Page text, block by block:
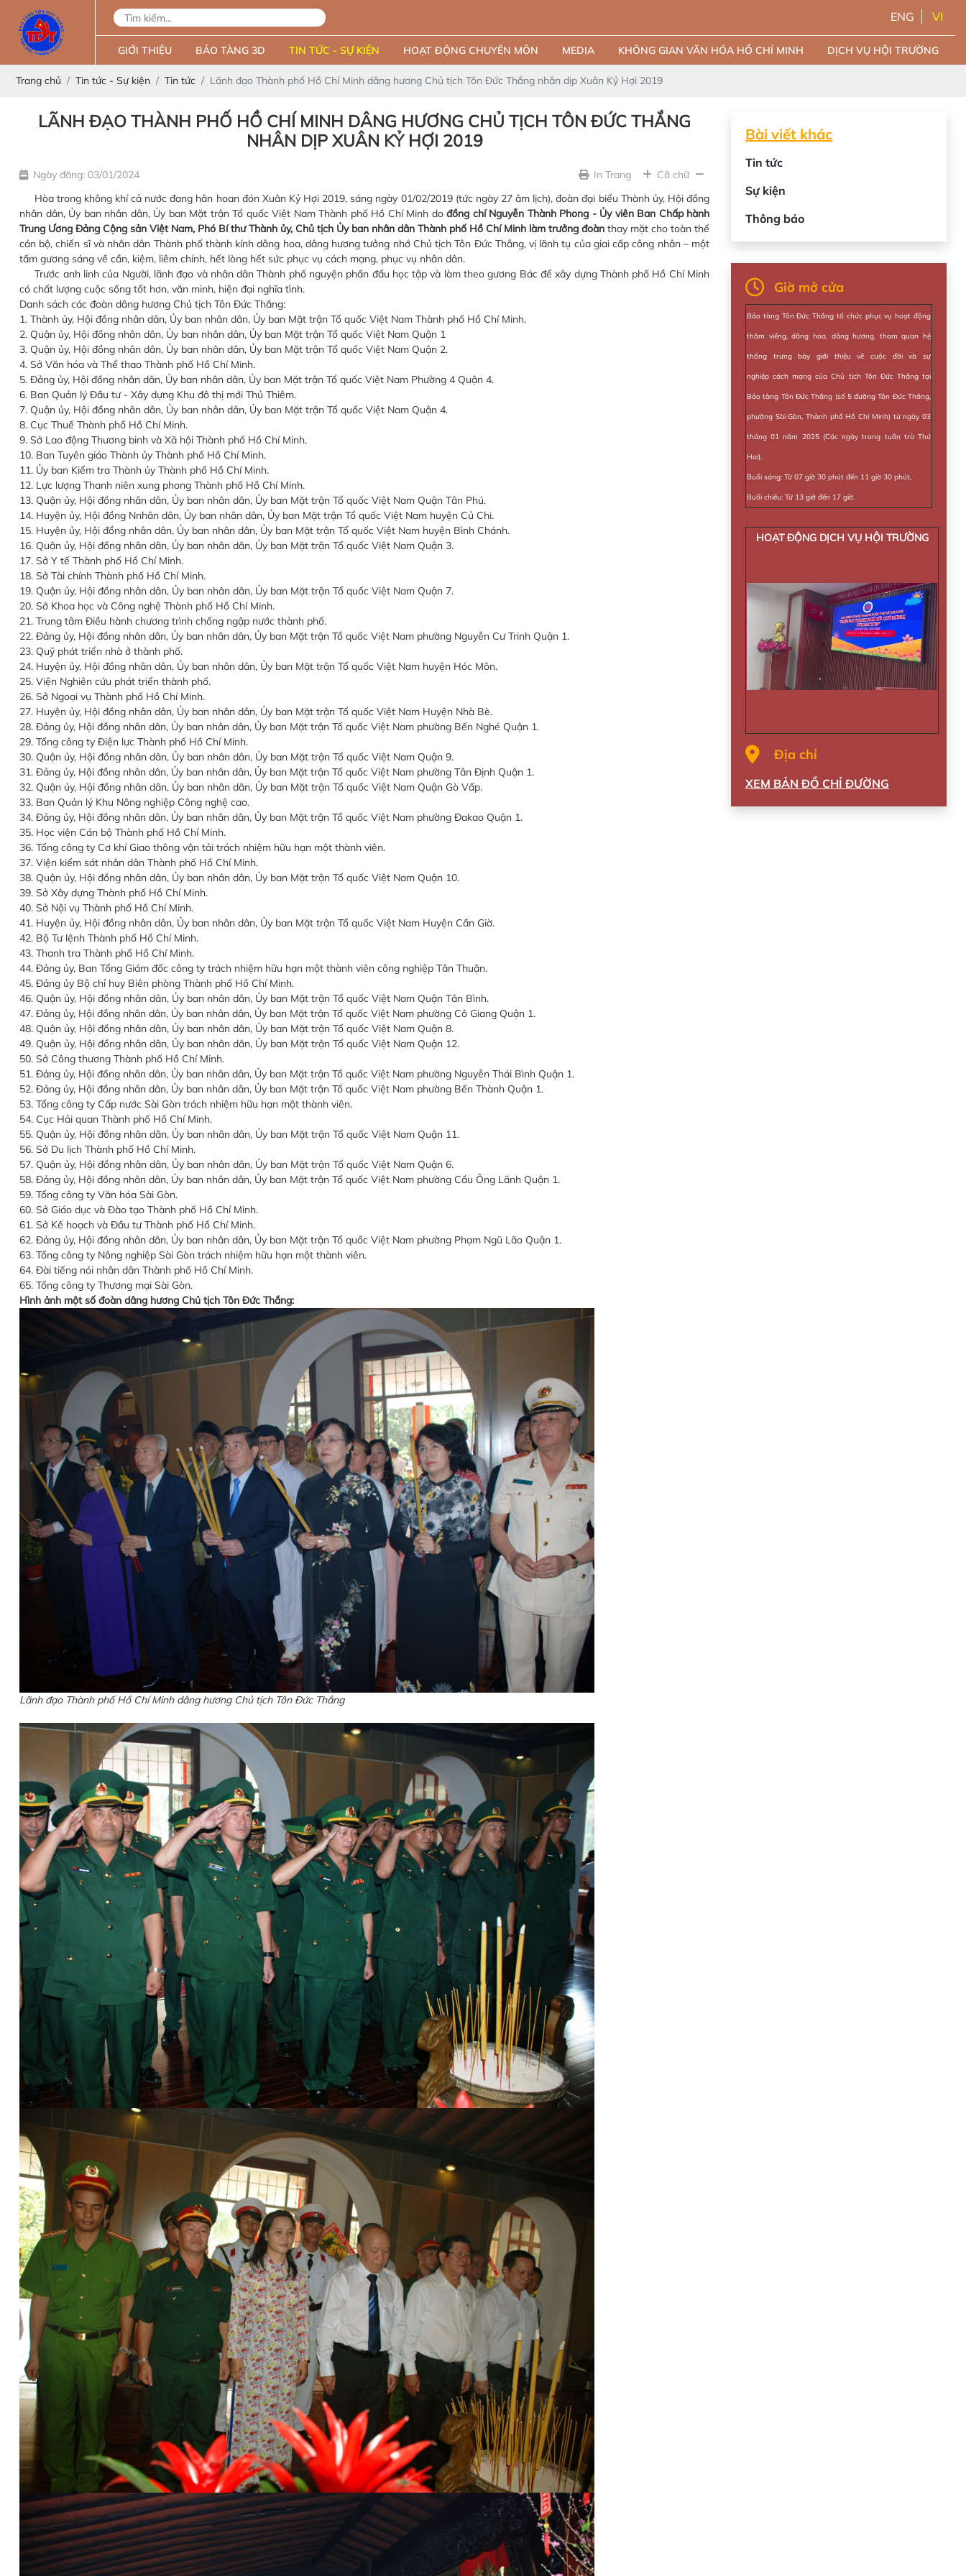
ENG VI
GIỚI THIỆU BẢO TÀNG 3D TIN TỨC - SỰ KIỆN HOẠT ĐỘNG CHUYÊN MÔN MEDIA KHÔNG GIAN VĂN HÓA HỒ CHÍ MINH DỊCH VỤ HỘI TRƯỜNG
Trang chủ Tin tức - Sự kiện Tin tức Lãnh đạo Thành phố Hồ Chí Minh dâng hương Chủ tịch Tôn Đức Thắng nhân dịp Xuân Kỷ Hợi 2019
LÃNH ĐẠO THÀNH PHỐ HỒ CHÍ MINH DÂNG HƯƠNG CHỦ TỊCH TÔN ĐỨC THẮNG
NHÂN DỊP XUÂN KỶ HỢI 2019
Ngày đăng: 03/01/2024 In Trang
Cỡ chữ
Hòa trong không khí cả nước đang hân hoan đón Xuân Kỷ Hợi 2019, sáng ngày 01/02/2019 (tức ngày 27 âm lịch), đoàn đại biểu Thành ủy, Hội đồng
nhân dân, Ủy ban nhân dân, Ủy ban Mặt trận Tổ quốc Việt Nam Thành phố Hồ Chí Minh do đồng chí Nguyễn Thành Phong - Ủy viên Ban Chấp hành
Trung Ương Đảng Cộng sản Việt Nam, Phó Bí thư Thành ủy, Chủ tịch Ủy ban nhân dân Thành phố Hồ Chí Minh làm trưởng đoàn thay mặt cho toàn thể
cán bộ, chiến sĩ và nhân dân Thành phố thành kính dâng hoa, dâng hương tưởng nhớ Chủ tịch Tôn Đức Thắng, vị lãnh tụ của giai cấp công nhân – một
tấm gương sáng về cần, kiệm, liêm chính, hết lòng hết sức phục vụ cách mạng, phục vụ nhân dân.
Trước anh linh của Người, lãnh đạo và nhân dân Thành phố nguyện phấn đấu học tập và làm theo gương Bác để xây dựng Thành phố Hồ Chí Minh
có chất lượng cuộc sống tốt hơn, văn minh, hiện đại nghĩa tình.
Danh sách các đoàn dâng hương Chủ tịch Tôn Đức Thắng:
1. Thành ủy, Hội đồng nhân dân, Ủy ban nhân dân, Ủy ban Mặt trận Tổ quốc Việt Nam Thành phố Hồ Chí Minh.
2. Quận ủy, Hội đồng nhân dân, Ủy ban nhân dân, Ủy ban Mặt trận Tổ quốc Việt Nam Quận 1
3. Quận ủy, Hội đồng nhân dân, Ủy ban nhân dân, Ủy ban Mặt trận Tổ quốc Việt Nam Quận 2.
4. Sở Văn hóa và Thể thao Thành phố Hồ Chí Minh.
5. Đảng ủy, Hội đồng nhân dân, Ủy ban nhân dân, Ủy ban Mặt trận Tổ quốc Việt Nam Phường 4 Quận 4.
6. Ban Quản lý Đầu tư - Xây dựng Khu đô thị mới Thủ Thiêm.
7. Quận ủy, Hội đồng nhân dân, Ủy ban nhân dân, Ủy ban Mặt trận Tổ quốc Việt Nam Quận 4.
8. Cục Thuế Thành phố Hồ Chí Minh.
9. Sở Lao động Thương binh và Xã hội Thành phố Hồ Chí Minh.
10. Ban Tuyên giáo Thành ủy Thành phố Hồ Chí Minh.
11. Ủy ban Kiểm tra Thành ủy Thành phố Hồ Chí Minh.
12. Lực lượng Thanh niên xung phong Thành phố Hồ Chí Minh.
13. Quận ủy, Hội đồng nhân dân, Ủy ban nhân dân, Ủy ban Mặt trận Tổ quốc Việt Nam Quận Tân Phú.
14. Huyện ủy, Hội đồng Nnhân dân, Ủy ban nhân dân, Ủy ban Mặt trận Tổ quốc Việt Nam huyện Củ Chi.
15. Huyện ủy, Hội đồng nhân dân, Ủy ban nhân dân, Ủy ban Mặt trận Tổ quốc Việt Nam huyện Bình Chánh.
16. Quận ủy, Hội đồng nhân dân, Ủy ban nhân dân, Ủy ban Mặt trận Tổ quốc Việt Nam Quận 3.
17. Sở Y tế Thành phố Hồ Chí Minh.
18. Sở Tài chính Thành phố Hồ Chí Minh.
19. Quận ủy, Hội đồng nhân dân, Ủy ban nhân dân, Ủy ban Mặt trận Tổ quốc Việt Nam Quận 7.
20. Sở Khoa học và Công nghệ Thành phố Hồ Chí Minh.
21. Trung tâm Điều hành chương trình chống ngập nước thành phố.
22. Đảng ủy, Hội đồng nhân dân, Ủy ban nhân dân, Ủy ban Mặt trận Tổ quốc Việt Nam phường Nguyễn Cư Trinh Quận 1.
23. Quỹ phát triển nhà ở thành phố.
24. Huyện ủy, Hội đồng nhân dân, Ủy ban nhân dân, Ủy ban Mặt trận Tổ quốc Việt Nam huyện Hóc Môn.
25. Viện Nghiên cứu phát triển thành phố.
26. Sở Ngoại vụ Thành phố Hồ Chí Minh.
27. Huyện ủy, Hội đồng nhân dân, Ủy ban nhân dân, Ủy ban Mặt trận Tổ quốc Việt Nam Huyện Nhà Bè.
28. Đảng ủy, Hội đồng nhân dân, Ủy ban nhân dân, Ủy ban Mặt trận Tổ quốc Việt Nam phường Bến Nghé Quận 1.
29. Tổng công ty Điện lực Thành phố Hồ Chí Minh.
30. Quận ủy, Hội đồng nhân dân, Ủy ban nhân dân, Ủy ban Mặt trận Tổ quốc Việt Nam Quận 9.
31. Đảng ủy, Hội đồng nhân dân, Ủy ban nhân dân, Ủy ban Mặt trận Tổ quốc Việt Nam phường Tân Định Quận 1.
32. Quận ủy, Hội đồng nhân dân, Ủy ban nhân dân, Ủy ban Mặt trận Tổ quốc Việt Nam Quận Gò Vấp.
33. Ban Quản lý Khu Nông nghiệp Công nghệ cao.
34. Đảng ủy, Hội đồng nhân dân, Ủy ban nhân dân, Ủy ban Mặt trận Tổ quốc Việt Nam phường Đakao Quận 1.
35. Học viện Cán bộ Thành phố Hồ Chí Minh.
36. Tổng công ty Cơ khí Giao thông vận tải trách nhiệm hữu hạn một thành viên.
37. Viện kiểm sát nhân dân Thành phố Hồ Chí Minh.
38. Quận ủy, Hội đồng nhân dân, Ủy ban nhân dân, Ủy ban Mặt trận Tổ quốc Việt Nam Quận 10.
39. Sở Xây dựng Thành phố Hồ Chí Minh.
40. Sở Nội vụ Thành phố Hồ Chí Minh.
41. Huyện ủy, Hội đồng nhân dân, Ủy ban nhân dân, Ủy ban Mặt trận Tổ quốc Việt Nam Huyện Cần Giờ.
42. Bộ Tư lệnh Thành phố Hồ Chí Minh.
43. Thanh tra Thành phố Hồ Chí Minh.
44. Đảng ủy, Ban Tổng Giám đốc công ty trách nhiệm hữu hạn một thành viên công nghiệp Tân Thuận.
45. Đảng ủy Bộ chỉ huy Biên phòng Thành phố Hồ Chí Minh.
46. Quận ủy, Hội đồng nhân dân, Ủy ban nhân dân, Ủy ban Mặt trận Tổ quốc Việt Nam Quận Tân Bình.
47. Đảng ủy, Hội đồng nhân dân, Ủy ban nhân dân, Ủy ban Mặt trận Tổ quốc Việt Nam phường Cô Giang Quận 1.
48. Quận ủy, Hội đồng nhân dân, Ủy ban nhân dân, Ủy ban Mặt trận Tổ quốc Việt Nam Quận 8.
49. Quận ủy, Hội đồng nhân dân, Ủy ban nhân dân, Ủy ban Mặt trận Tổ quốc Việt Nam Quận 12.
50. Sở Công thương Thành phố Hồ Chí Minh.
51. Đảng ủy, Hội đồng nhân dân, Ủy ban nhân dân, Ủy ban Mặt trận Tổ quốc Việt Nam phường Nguyễn Thái Bình Quận 1.
52. Đảng ủy, Hội đồng nhân dân, Ủy ban nhân dân, Ủy ban Mặt trận Tổ quốc Việt Nam phường Bến Thành Quận 1.
53. Tổng công ty Cấp nước Sài Gòn trách nhiệm hữu hạn một thành viên.
54. Cục Hải quan Thành phố Hồ Chí Minh.
55. Quận ủy, Hội đồng nhân dân, Ủy ban nhân dân, Ủy ban Mặt trận Tổ quốc Việt Nam Quận 11.
56. Sở Du lịch Thành phố Hồ Chí Minh.
57. Quận ủy, Hội đồng nhân dân, Ủy ban nhân dân, Ủy ban Mặt trận Tổ quốc Việt Nam Quận 6.
58. Đảng ủy, Hội đồng nhân dân, Ủy ban nhân dân, Ủy ban Mặt trận Tổ quốc Việt Nam phường Cầu Ông Lãnh Quận 1.
59. Tổng công ty Văn hóa Sài Gòn.
60. Sở Giáo dục và Đào tạo Thành phố Hồ Chí Minh.
61. Sở Kế hoạch và Đầu tư Thành phố Hồ Chí Minh.
62. Đảng ủy, Hội đồng nhân dân, Ủy ban nhân dân, Ủy ban Mặt trận Tổ quốc Việt Nam phường Phạm Ngũ Lão Quận 1.
63. Tổng công ty Nông nghiệp Sài Gòn trách nhiệm hữu hạn một thành viên.
64. Đài tiếng nói nhân dân Thành phố Hồ Chí Minh.
65. Tổng công ty Thương mại Sài Gòn.
Hình ảnh một số đoàn dâng hương Chủ tịch Tôn Đức Thắng:
Lãnh đạo Thành phố Hồ Chí Minh dâng hương Chủ tịch Tôn Đức Thắng
Bài viết khác
Tin tức
Sự kiện
Thông báo
Giờ mở cửa
Bảo tàng Tôn Đức Thắng tổ chức phục vụ hoạt động
thăm viếng, dâng hoa, dâng hương, tham quan hệ
thống trưng bày giới thiệu về cuộc đời và sự
nghiệp cách mạng của Chủ tịch Tôn Đức Thắng tại
Bảo tàng Tôn Đức Thắng (số 5 đường Tôn Đức Thắng,
phường Sài Gòn, Thành phố Hồ Chí Minh) từ ngày 03
tháng 01 năm 2025 (Các ngày trong tuần trừ Thứ
Hai).
Buổi sáng: Từ 07 giờ 30 phút đến 11 giờ 30 phút,
Buổi chiều: Từ 13 giờ đến 17 giờ.
HOẠT ĐỘNG DỊCH VỤ HỘI TRƯỜNG
Địa chỉ
XEM BẢN ĐỒ CHỈ ĐƯỜNG